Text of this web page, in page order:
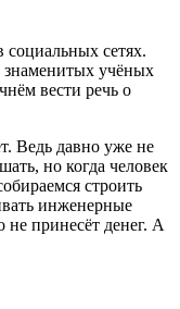
сетях.
знаменитых учёных
вести речь о
Ведь давно уже не
но когда человек
строить
инженерные
принесёт денег. А